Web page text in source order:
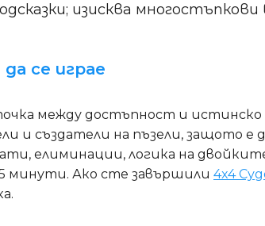
изисква
се играе
между достъпност и
и създатели на пъзели, защото е
елиминации, логика на
минути. Ако сте завършили 4x4